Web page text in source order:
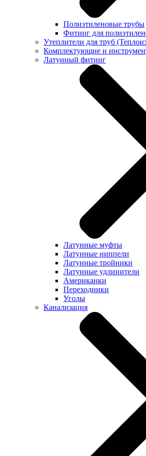
Полиэтиленовые трубы
Фитинг для
Утеплители для труб
Комплектующие и
Латунный фитинг
Латунные муфты
Латунные ниппели
Латунные тройники
Латунные удлинители
Американки
Переходники
Уголы
Канализация